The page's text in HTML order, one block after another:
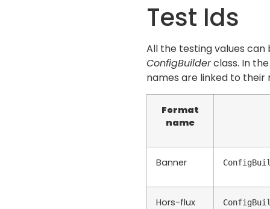
Test Ids
All the testing values can
ConfigBuilderclass. In
names are linked to their
Format
name
Banner
Hors-flux